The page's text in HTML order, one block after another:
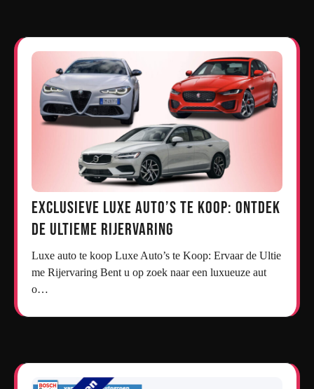
Exclusieve Luxe Auto’s te Koop: Ontdek
de Ultieme Rijervaring
Luxe auto te koop Luxe Auto’s te Koop: Ervaar de Ultie
me Rijervaring Bent u op zoek naar een luxueuze aut
o…